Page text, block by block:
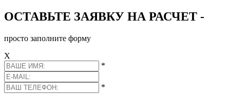
ОСТАВЬТЕ ЗАЯВКУ НА РАСЧЕТ -
просто заполните форму
Х
*
*